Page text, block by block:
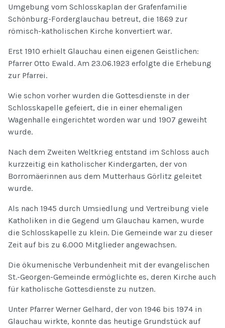
Umgebung vom Schlosskaplan der Grafenfamilie
Schönburg-Forderglauchau betreut, die 1869 zur
römisch-katholischen Kirche konvertiert war.
Erst 1910 erhielt Glauchau einen eigenen Geistlichen:
Pfarrer Otto Ewald. Am 23.06.1923 erfolgte die Erhebung
zur Pfarrei.
Wie schon vorher wurden die Gottesdienste in der
Schlosskapelle gefeiert, die in einer ehemaligen
Wagenhalle eingerichtet worden war und 1907 geweiht
wurde.
Nach dem Zweiten Weltkrieg entstand im Schloss auch
kurzzeitig ein katholischer Kindergarten, der von
Borromäerinnen aus dem Mutterhaus Görlitz geleitet
wurde.
Als nach 1945 durch Umsiedlung und Vertreibung viele
Katholiken in die Gegend um Glauchau kamen, wurde
die Schlosskapelle zu klein. Die Gemeinde war zu dieser
Zeit auf bis zu 6.000 Mitglieder angewachsen.
Die ökumenische Verbundenheit mit der evangelischen
St.-Georgen-Gemeinde ermöglichte es, deren Kirche auch
für katholische Gottesdienste zu nutzen.
Unter Pfarrer Werner Gelhard, der von 1946 bis 1974 in
Glauchau wirkte, konnte das heutige Grundstück auf